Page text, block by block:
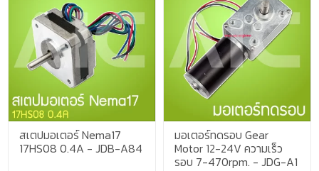
สเตปมอเตอร์ Nema17
17HS08 0.4A - JDB-A84
มอเตอร์ทดรอบ Gear
Motor 12-24V ความเร็ว
รอบ 7-470rpm. - JDG-A1